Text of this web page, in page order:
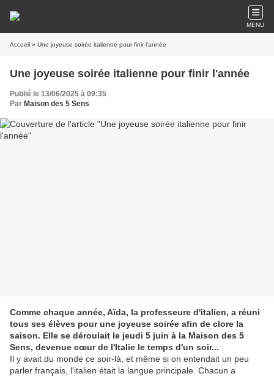
MENU
Accueil » Une joyeuse soirée italienne pour finir l'année
Une joyeuse soirée italienne pour finir l'année
Publié le 13/06/2025 à 09:35
Par Maison des 5 Sens
Comme chaque année, Aïda, la professeure d'italien, a réuni
tous ses élèves pour une joyeuse soirée afin de clore la
saison. Elle se déroulait le jeudi 5 juin à la Maison des 5
Sens, devenue cœur de l'Italie le temps d'un soir...
Il y avait du monde ce soir-là, et même si on entendait un peu
parler français, l'italien était la langue principale. Chacun a